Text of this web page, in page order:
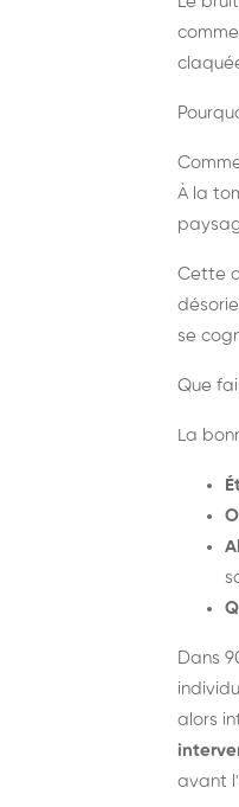
À la
Cette
se
Que
La
Dans
alors
avant